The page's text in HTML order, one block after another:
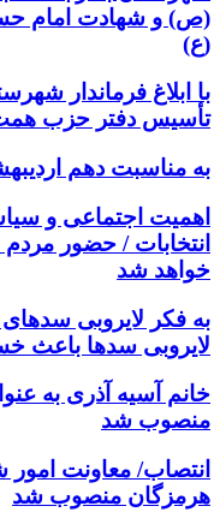
(ص) و شهادت امام
(ع)
با ابلاغ فرماندار
تأسیس دفتر حزب
به مناسبت دهم
اهمیت اجتماعی و
انتخابات / حضور
خواهد شد
به فکر لایروبی
لایروبی سدها باعث
خانم آسیه آذری به
منصوب شد
انتصاب/ معاونت
هرمزگان منصوب شد